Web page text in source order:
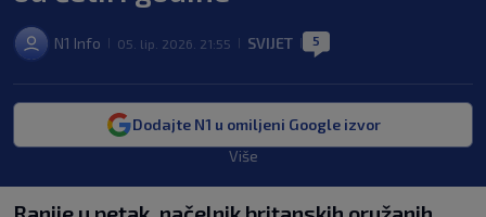
N1 Info 05. lip. 2026. 21:55 SVIJET 5
Dodajte N1 u omiljeni Google izvor
Više